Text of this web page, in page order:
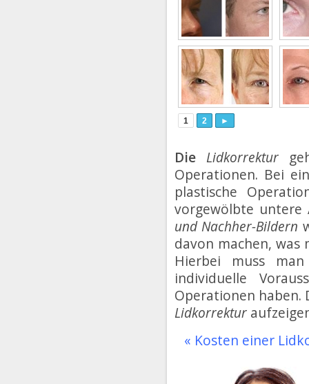
1 2 ►
Die Lidkorrektur
Operationen. Bei
plastische
vorgewölbte
und Nachher-Bildern
davon machen,
Hierbei muss
individuelle
Operationen haben.
Lidkorrektur
« Kosten einer